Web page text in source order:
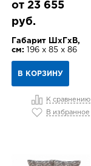
от 23 655
руб.
Габарит ШхГхВ,
см:
196 х 85 х 86
В КОРЗИНУ
К сравнению
В избранное